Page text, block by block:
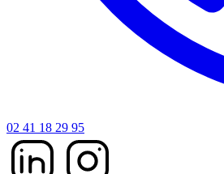
02 41 18 29 95